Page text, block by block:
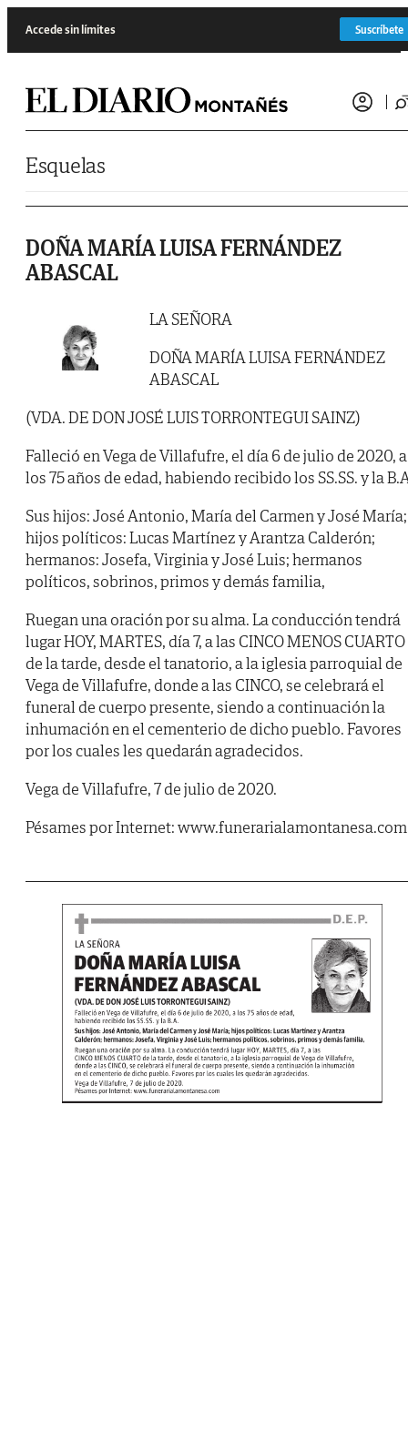
Accede sin límites Suscríbete
Esquelas
DOÑA MARÍA LUISA FERNÁNDEZ
ABASCAL
LA SEÑORA
DOÑA MARÍA LUISA FERNÁNDEZ
ABASCAL
(VDA. DE DON JOSÉ LUIS TORRONTEGUI SAINZ)
Falleció en Vega de Villafufre, el día 6 de julio de 2020, a
los 75 años de edad, habiendo recibido los SS.SS. y la
Sus hijos: José Antonio, María del Carmen y José María;
hijos políticos: Lucas Martínez y Arantza Calderón;
hermanos: Josefa, Virginia y José Luis; hermanos
políticos, sobrinos, primos y demás familia,
Ruegan una oración por su alma. La conducción tendrá
lugar HOY, MARTES, día 7, a las CINCO MENOS CUARTO
de la tarde, desde el tanatorio, a la iglesia parroquial de
Vega de Villafufre, donde a las CINCO, se celebrará el
funeral de cuerpo presente, siendo a continuación la
inhumación en el cementerio de dicho pueblo. Favores
por los cuales les quedarán agradecidos.
Vega de Villafufre, 7 de julio de 2020.
Pésames por Internet: www.funerarialamontanesa.com